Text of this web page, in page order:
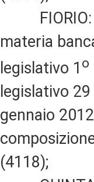
FIORIO:
materia
legislativo 1 o
legislativo
gennaio
(4118);